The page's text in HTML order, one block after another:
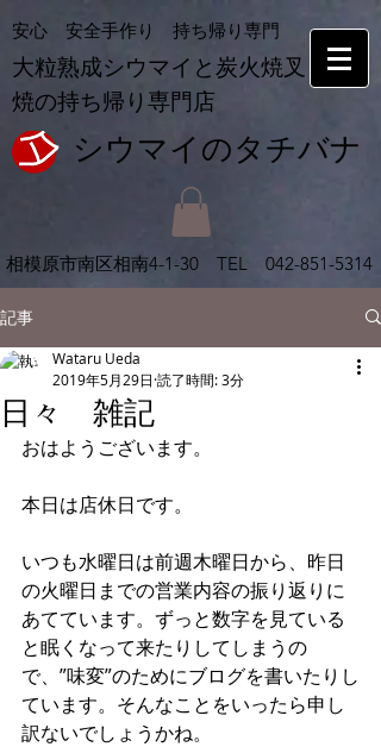
大粒熟成シウマイと炭火焼叉
焼の持ち帰り専門店
安心 安全手作り 持ち帰り専門
シウマイの​タチバナ
相模原市南区相南4-1-30 TEL 042-851-5314
記事
日々 雑記
Wataru Ueda
2019年5月29日 読了時間: 3分
おはようございます。
本日は店休日です。
いつも水曜日は前週木曜日から、昨日
の火曜日までの営業内容の振り返りに
あてています。ずっと数字を見ている
と眠くなって来たりしてしまうの
で、”味変”のためにブログを書いたりし
ています。そんなことをいったら申し
訳ないでしょうかね。